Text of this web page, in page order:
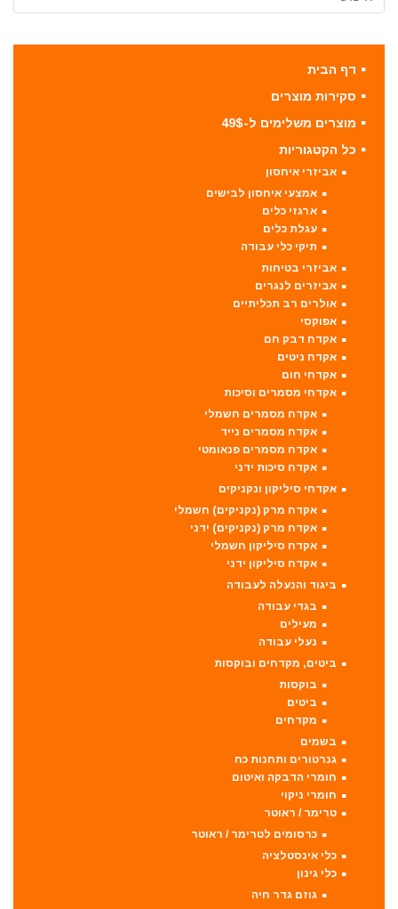
דף הבית
סקירות מוצרים
מוצרים משלימים ל-49$
כל הקטגוריות
אביזרי איחסון
אמצעי איחסון לבישים
ארגזי כלים
עגלת כלים
תיקי כלי עבודה
אביזרי בטיחות
אביזרים לנגרים
אולרים רב תכליתיים
אפוקסי
אקדח דבק חם
אקדח ניטים
אקדחי חום
אקדחי מסמרים וסיכות
אקדח מסמרים חשמלי
אקדח מסמרים נייד
אקדח מסמרים פנאומטי
אקדח סיכות ידני
אקדחי סיליקון ונקניקים
אקדח מרק (נקניקים) חשמלי
אקדח מרק (נקניקים) ידני
אקדח סיליקון חשמלי
אקדח סיליקון ידני
ביגוד והנעלה לעבודה
בגדי עבודה
מעילים
נעלי עבודה
ביטים, מקדחים ובוקסות
בוקסות
ביטים
מקדחים
בשמים
גנרטורים ותחנות כח
חומרי הדבקה ואיטום
חומרי ניקוי
טרימר / ראוטר
כרסומים לטרימר / ראוטר
כלי אינסטלציה
כלי גינון
גוזם גדר חיה